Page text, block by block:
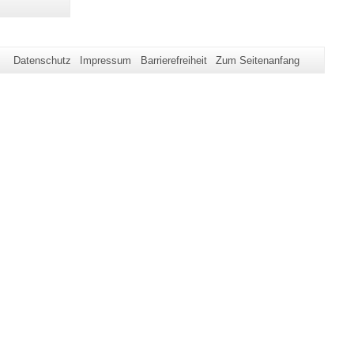
Datenschutz Impressum Barrierefreiheit Zum Seitenanfang